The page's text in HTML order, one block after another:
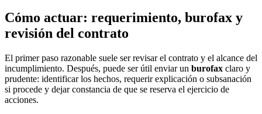
Cómo actuar: requerimiento, burofax y
revisión del contrato
El primer paso razonable suele ser revisar el contrato y el alcance del
incumplimiento. Después, puede ser útil enviar un burofax claro y
prudente: identificar los hechos, requerir explicación o subsanación
si procede y dejar constancia de que se reserva el ejercicio de
acciones.